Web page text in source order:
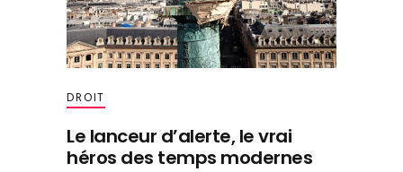
DROIT
Le lanceur d’alerte, le vrai
héros des temps modernes